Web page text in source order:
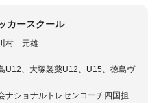
カースクール
村 元雄
U12、大塚製薬U12、U15、徳島ヴ
ナショナルトレセンコーチ四国担